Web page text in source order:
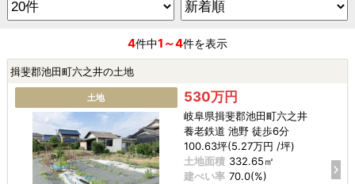
4件中1～4件を表示
揖斐郡池田町六之井の土地
土地 530万円
岐阜県揖斐郡池田町六之井
養老鉄道 池野 徒歩6分
100.63坪(5.27万円 /坪)
土地面積 332.65㎡
建ぺい率 70.0(%)